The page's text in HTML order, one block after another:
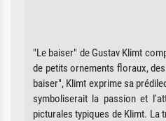
"Le baiser" de Gustav Klimt
de petits ornements floraux,
baiser", Klimt exprime sa
symboliserait la passion et
picturales typiques de Klimt.